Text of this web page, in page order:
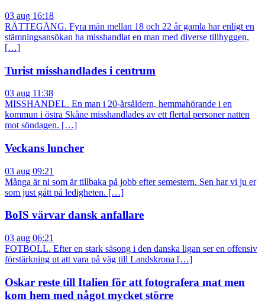
03 aug 16:18
RÄTTEGÅNG. Fyra män mellan 18 och 22 år gamla har enligt en
stämningsansökan ha misshandlat en man med diverse tillhyggen,
[…]
Turist misshandlades i centrum
03 aug 11:38
MISSHANDEL. En man i 20-årsåldern, hemmahörande i en
kommun i östra Skåne misshandlades av ett flertal personer natten
mot söndagen. […]
Veckans luncher
03 aug 09:21
Många är ni som är tillbaka på jobb efter semestern. Sen har vi ju er
som just gått på ledigheten. […]
BoIS värvar dansk anfallare
03 aug 06:21
FOTBOLL. Efter en stark säsong i den danska ligan ser en offensiv
förstärkning ut att vara på väg till Landskrona […]
Oskar reste till Italien för att fotografera mat men
kom hem med något mycket större